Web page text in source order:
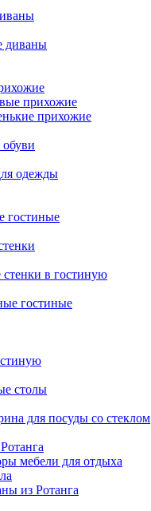
диваны
прихожие
прихожие
одежды
гостиные
стенки в гостиную
гостиные
столы
для посуды со стеклом
мебели для отдыха
из Ротанга